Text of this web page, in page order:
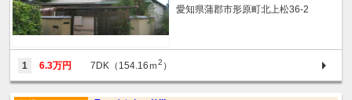
愛知県蒲郡市形原町北上松36-2
1 6.3万円 7DK（154.16ｍ2 ）